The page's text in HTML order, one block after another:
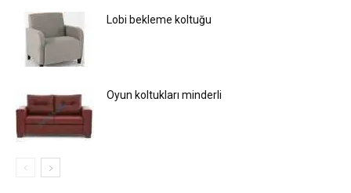
Lobi bekleme koltuğu
Oyun koltukları minderli